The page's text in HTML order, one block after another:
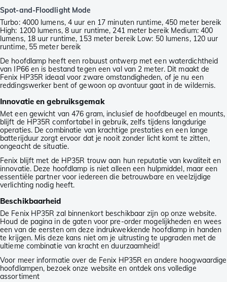
Spot-and-Floodlight Mode
Turbo: 4000 lumens, 4 uur en 17 minuten runtime, 450 meter bereik
High: 1200 lumens, 8 uur runtime, 241 meter bereik Medium: 400
lumens, 18 uur runtime, 153 meter bereik Low: 50 lumens, 120 uur
runtime, 55 meter bereik
De hoofdlamp heeft een robuust ontwerp met een waterdichtheid
van IP66 en is bestand tegen een val van 2 meter. Dit maakt de
Fenix HP35R ideaal voor zware omstandigheden, of je nu een
reddingswerker bent of gewoon op avontuur gaat in de wildernis.
Innovatie en gebruiksgemak
Met een gewicht van 476 gram, inclusief de hoofdbeugel en mounts,
blijft de HP35R comfortabel in gebruik, zelfs tijdens langdurige
operaties. De combinatie van krachtige prestaties en een lange
batterijduur zorgt ervoor dat je nooit zonder licht komt te zitten,
ongeacht de situatie.
Fenix blijft met de HP35R trouw aan hun reputatie van kwaliteit en
innovatie. Deze hoofdlamp is niet alleen een hulpmiddel, maar een
essentiële partner voor iedereen die betrouwbare en veelzijdige
verlichting nodig heeft.
Beschikbaarheid
De Fenix HP35R zal binnenkort beschikbaar zijn op onze website.
Houd de pagina in de gaten voor pre-order mogelijkheden en wees
een van de eersten om deze indrukwekkende hoofdlamp in handen
te krijgen. Mis deze kans niet om je uitrusting te upgraden met de
ultieme combinatie van kracht en duurzaamheid!
Voor meer informatie over de Fenix HP35R en andere hoogwaardige
hoofdlampen, bezoek onze website en ontdek ons volledige
assortiment